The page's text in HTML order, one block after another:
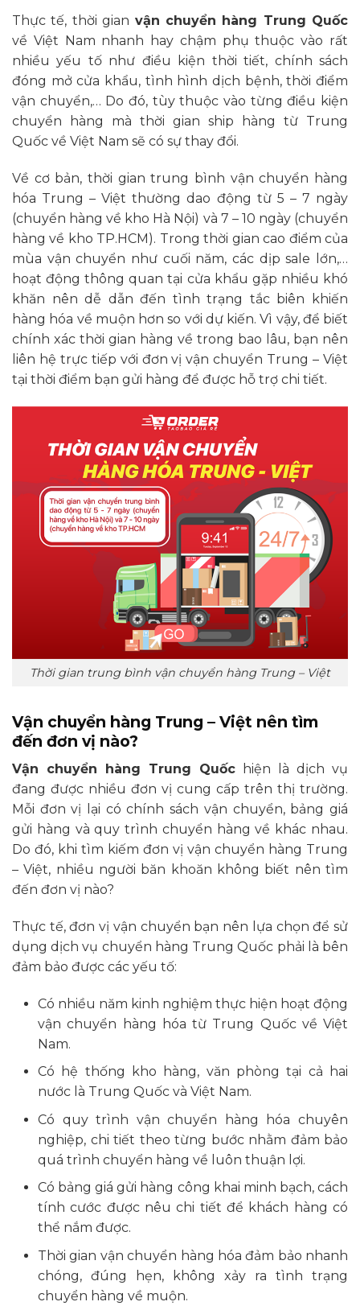
Thực tế, thời gian vận chuyển hàng Trung Quốc
về Việt Nam nhanh hay chậm phụ thuộc vào rất
nhiều yếu tố như điều kiện thời tiết, chính sách
đóng mở cửa khẩu, tình hình dịch bệnh, thời điểm
vận chuyển,… Do đó, tùy thuộc vào từng điều kiện
chuyển hàng mà thời gian ship hàng từ Trung
Quốc về Việt Nam sẽ có sự thay đổi.
Về cơ bản, thời gian trung bình vận chuyển hàng
hóa Trung – Việt thường dao động từ 5 – 7 ngày
(chuyển hàng về kho Hà Nội) và 7 – 10 ngày (chuyển
hàng về kho TP.HCM). Trong thời gian cao điểm của
mùa vận chuyển như cuối năm, các dịp sale lớn,…
hoạt động thông quan tại cửa khẩu gặp nhiều khó
khăn nên dễ dẫn đến tình trạng tắc biên khiến
hàng hóa về muộn hơn so với dự kiến. Vì vậy, để biết
chính xác thời gian hàng về trong bao lâu, bạn nên
liên hệ trực tiếp với đơn vị vận chuyển Trung – Việt
tại thời điểm bạn gửi hàng để được hỗ trợ chi tiết.
Thời gian trung bình vận chuyển hàng Trung – Việt
Vận chuyển hàng Trung – Việt nên tìm
đến đơn vị nào?
Vận chuyển hàng Trung Quốc hiện là dịch vụ
đang được nhiều đơn vị cung cấp trên thị trường.
Mỗi đơn vị lại có chính sách vận chuyển, bảng giá
gửi hàng và quy trình chuyển hàng về khác nhau.
Do đó, khi tìm kiếm đơn vị vận chuyển hàng Trung
– Việt, nhiều người băn khoăn không biết nên tìm
đến đơn vị nào?
Thực tế, đơn vị vận chuyển bạn nên lựa chọn để sử
dụng dịch vụ chuyển hàng Trung Quốc phải là bên
đảm bảo được các yếu tố:
Có nhiều năm kinh nghiệm thực hiện hoạt động
vận chuyển hàng hóa từ Trung Quốc về Việt
Nam.
Có hệ thống kho hàng, văn phòng tại cả hai
nước là Trung Quốc và Việt Nam.
Có quy trình vận chuyển hàng hóa chuyên
nghiệp, chi tiết theo từng bước nhằm đảm bảo
quá trình chuyển hàng về luôn thuận lợi.
Có bảng giá gửi hàng công khai minh bạch, cách
tính cước được nêu chi tiết để khách hàng có
thể nắm được.
Thời gian vận chuyển hàng hóa đảm bảo nhanh
chóng, đúng hẹn, không xảy ra tình trạng
chuyển hàng về muộn.